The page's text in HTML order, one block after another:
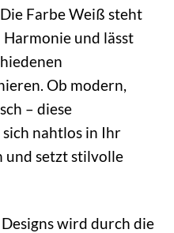
Farbe Weiß steht
und lässt
Ob modern,
– diese
nahtlos in Ihr
und setzt stilvolle
wird durch die